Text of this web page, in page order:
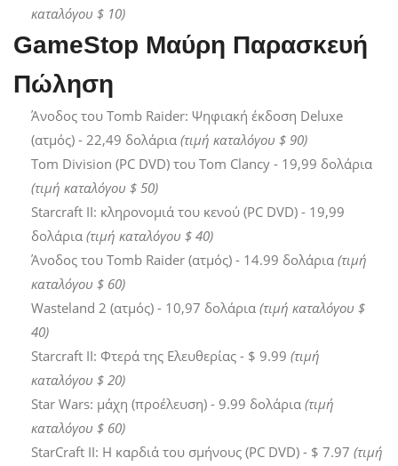
καταλόγου $ 10)
GameStop Μαύρη Παρασκευή
Πώληση
Άνοδος του Tomb Raider: Ψηφιακή έκδοση Deluxe
(ατμός) - 22,49 δολάρια (τιμή καταλόγου $ 90)
Tom Division (PC DVD) του Tom Clancy - 19,99 δολάρια
(τιμή καταλόγου $ 50)
Starcraft II: κληρονομιά του κενού (PC DVD) - 19,99
δολάρια (τιμή καταλόγου $ 40)
Άνοδος του Tomb Raider (ατμός) - 14.99 δολάρια (τιμή
καταλόγου $ 60)
Wasteland 2 (ατμός) - 10,97 δολάρια (τιμή καταλόγου $
40)
Starcraft II: Φτερά της Ελευθερίας - $ 9.99 (τιμή
καταλόγου $ 20)
Star Wars: μάχη (προέλευση) - 9.99 δολάρια (τιμή
καταλόγου $ 60)
StarCraft II: Η καρδιά του σμήνους (PC DVD) - $ 7.97 (τιμή